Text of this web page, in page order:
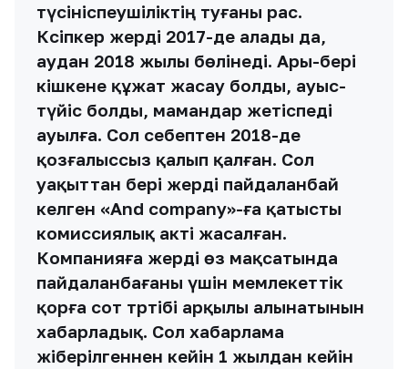
түсініспеушіліктің туғаны рас.
Кәсіпкер жерді 2017-де алады да,
аудан 2018 жылы бөлінеді. Ары-бері
кішкене құжат жасау болды, ауыс-
түйіс болды, мамандар жетіспеді
ауылға. Сол себептен 2018-де
қозғалыссыз қалып қалған. Сол
уақыттан бері жерді пайдаланбай
келген «And company»-ға қатысты
комиссиялық акті жасалған.
Компанияға жерді өз мақсатында
пайдаланбағаны үшін мемлекеттік
қорға сот тәртібі арқылы алынатынын
хабарладық. Сол хабарлама
жіберілгеннен кейін 1 жылдан кейін